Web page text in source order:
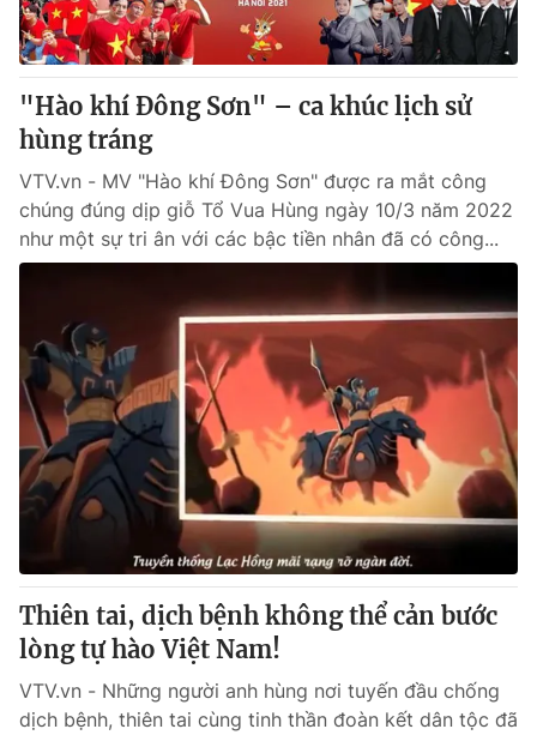
"Hào khí Đông Sơn" – ca khúc lịch sử
hùng tráng
VTV.vn - MV "Hào khí Đông Sơn" được ra mắt công
chúng đúng dịp giỗ Tổ Vua Hùng ngày 10/3 năm 2022
như một sự tri ân với các bậc tiền nhân đã có công...
Thiên tai, dịch bệnh không thể cản bước
lòng tự hào Việt Nam!
VTV.vn - Những người anh hùng nơi tuyến đầu chống
dịch bệnh, thiên tai cùng tinh thần đoàn kết dân tộc đã